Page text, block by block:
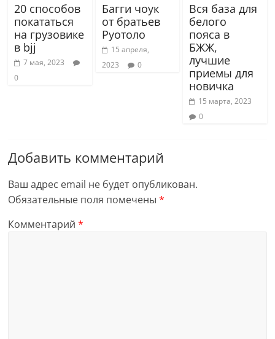
20 способов
покататься
на грузовике
в bjj
7 мая, 2023
0
Багги чоук
от братьев
Руотоло
15 апреля,
2023
0
Вся база для
белого
пояса в
БЖЖ,
лучшие
приемы для
новичка
15 марта, 2023
0
Добавить комментарий
Ваш адрес email не будет опубликован.
Обязательные поля помечены*
Комментарий*